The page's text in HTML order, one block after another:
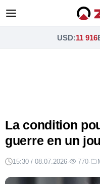
USD:11 916
La condition
guerre en un
15:30 / 08.07.2026· 770·